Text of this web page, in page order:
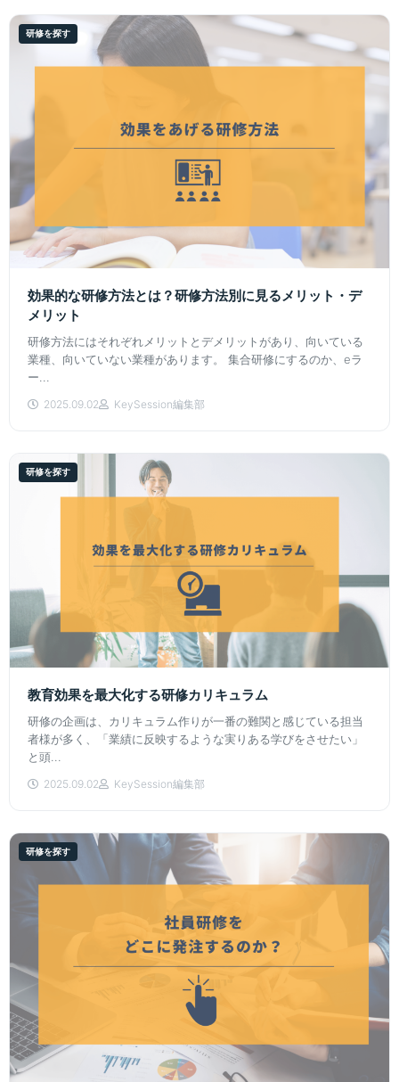
研修を探す
効果的な研修方法とは？研修方法別に見るメリット・デ
メリット
研修方法にはそれぞれメリットとデメリットがあり、向いている
業種、向いていない業種があります。 集合研修にするのか、eラ
ー...
2025.09.02 KeySession編集部
研修を探す
教育効果を最大化する研修カリキュラム
研修の企画は、カリキュラム作りが一番の難関と感じている担当
者様が多く、「業績に反映するような実りある学びをさせたい」
と頭...
2025.09.02 KeySession編集部
研修を探す